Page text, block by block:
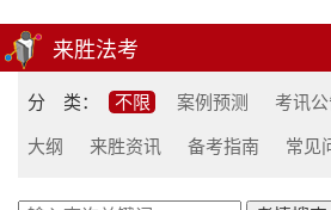
分 类： 不限 案例预测 考讯
大纲 来胜资讯 备考指南 常见